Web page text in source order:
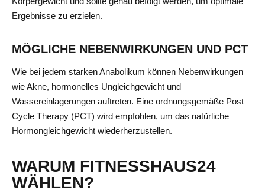
Ergebnisse zu erzielen.
MÖGLICHE NEBENWIRKUNGEN UND PCT
Wie bei jedem starken Anabolikum können Nebenwirkungen
wie Akne, hormonelles Ungleichgewicht und
Wassereinlagerungen auftreten. Eine ordnungsgemäße Post
Cycle Therapy (PCT) wird empfohlen, um das natürliche
Hormongleichgewicht wiederherzustellen.
WARUM FITNESSHAUS24
WÄHLEN?